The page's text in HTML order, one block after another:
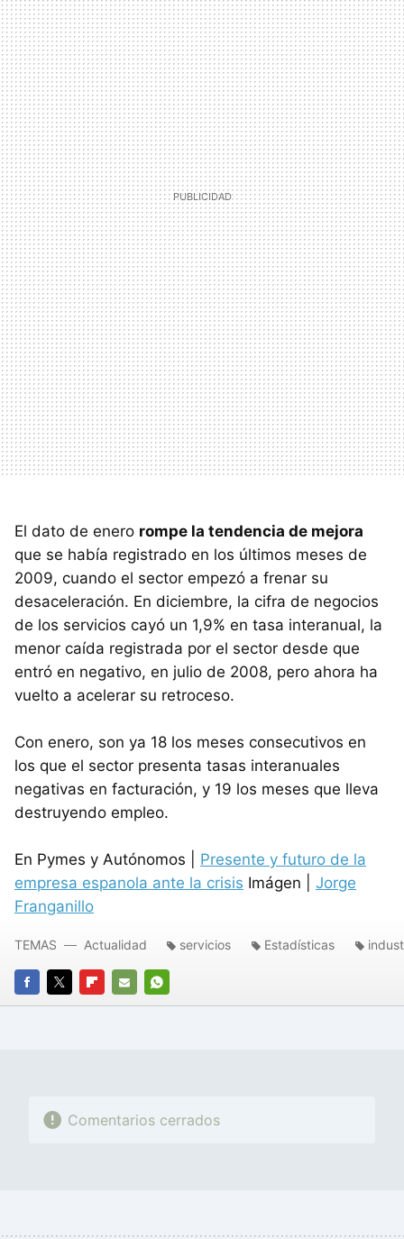
El dato de enero rompe la tendencia de mejora
que se había registrado en los últimos meses de
2009, cuando el sector empezó a frenar su
desaceleración. En diciembre, la cifra de negocios
de los servicios cayó un 1,9% en tasa interanual, la
menor caída registrada por el sector desde que
entró en negativo, en julio de 2008, pero ahora ha
vuelto a acelerar su retroceso.
Con enero, son ya 18 los meses consecutivos en
los que el sector presenta tasas interanuales
negativas en facturación, y 19 los meses que lleva
destruyendo empleo.
En Pymes y Autónomos | Presente y futuro de la
empresa espanola ante la crisis Imágen | Jorge
Franganillo
FACEBOOK
TWITTERFLIPBOARD
E-
WHATSAPP
TEMAS Actualidad servicios Estadísticas
Comentarios cerrados